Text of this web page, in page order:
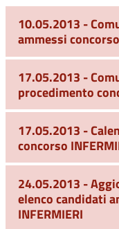
10.05.2013 -
ammessi
17.05.2013 -
procedimento
17.05.2013 -
concorso
24.05.2013 -
elenco candidati
INFERMIERI